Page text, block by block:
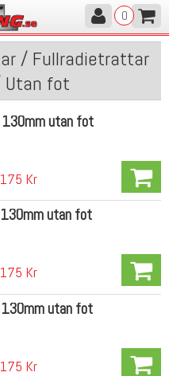
0
/ Fullradietrattar
Utan fot
utan fot
175 Kr
utan fot
175 Kr
utan fot
175 Kr